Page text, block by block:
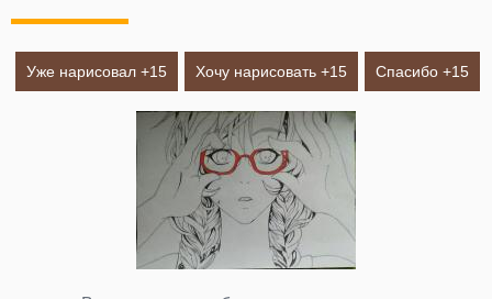
Уже нарисовал +15 Хочу нарисовать +15 Спасибо +15